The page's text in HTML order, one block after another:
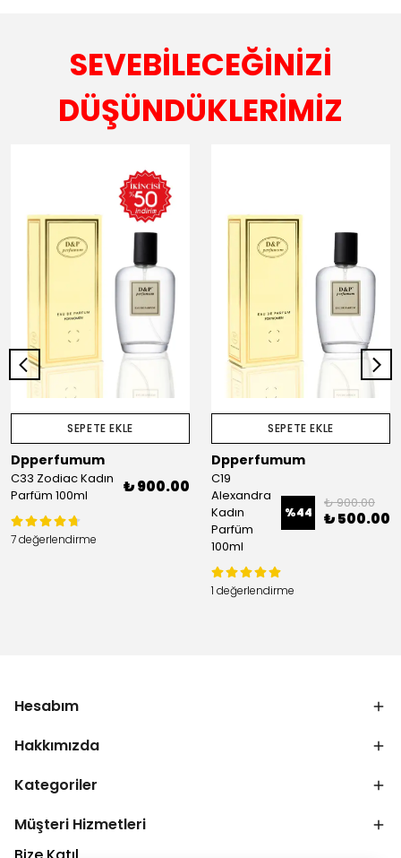
SEVEBİLECEĞİNİZİ
DÜŞÜNDÜKLERİMİZ
SEPETE EKLE
Dpperfumum
C33 Zodiac Kadın
Parfüm 100ml
₺ 900.00
7 değerlendirme
SEPETE EKLE
Dpperfumum
C19
Alexandra
Kadın
Parfüm
100ml
%44
₺ 900.00
₺ 500.00
1 değerlendirme
Hesabım
Hakkımızda
Kategoriler
Müşteri Hizmetleri